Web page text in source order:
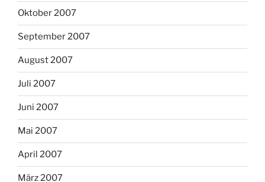
Oktober 2007
September 2007
August 2007
Juli 2007
Juni 2007
Mai 2007
April 2007
März 2007